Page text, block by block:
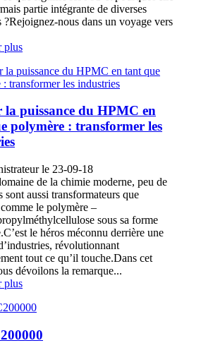
partie intégrante de diverses
?Rejoignez-nous dans un voyage vers
plus
la puissance du HPMC en
polymère : transformer les
le 23-09-18
de la chimie moderne, peu de
sont aussi transformateurs que
le polymère –
sous sa forme
le héros méconnu derrière une
révolutionnant
tout ce qu’il touche.Dans cet
dévoilons la remarque...
plus